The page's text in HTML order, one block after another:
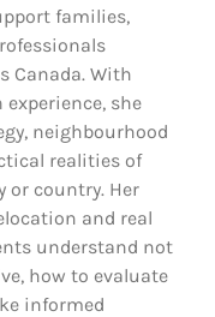
families,
Canada. With
she
neighbourhood
realities of
or country. Her
and real
understand not
how to evaluate
informed